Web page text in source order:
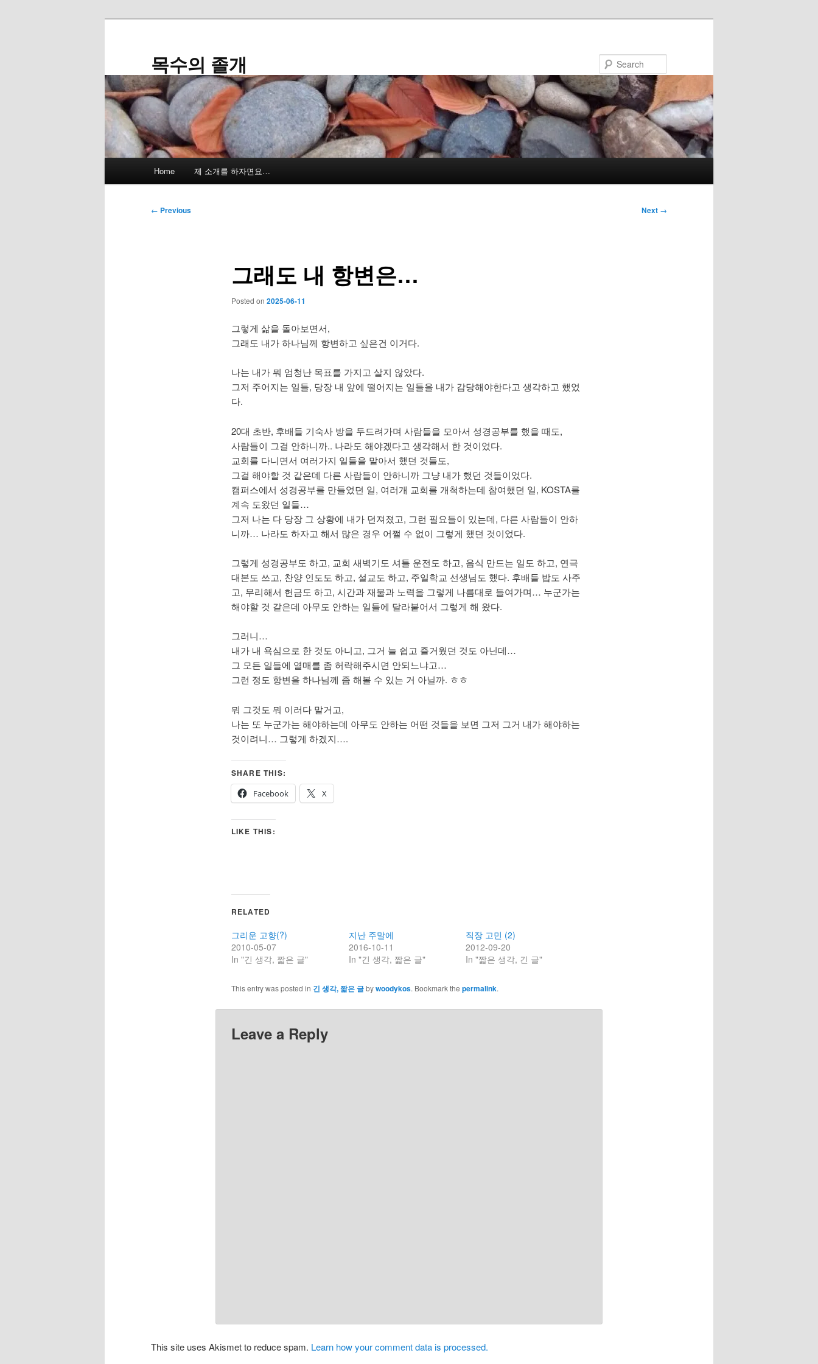
목수의 졸개
Home 제 소개를 하자면요…
Post
← Previous Next →
그래도 내 항변은…
Posted on 2025-06-11
그렇게 삶을 돌아보면서,
그래도 내가 하나님께 항변하고 싶은건 이거다.
나는 내가 뭐 엄청난 목표를 가지고 살지 않았다.
그저 주어지는 일들, 당장 내 앞에 떨어지는 일들을 내가 감당해야한다고 생각하고 했었
다.
20대 초반, 후배들 기숙사 방을 두드려가며 사람들을 모아서 성경공부를 했을 때도,
사람들이 그걸 안하니까.. 나라도 해야겠다고 생각해서 한 것이었다.
교회를 다니면서 여러가지 일들을 맡아서 했던 것들도,
그걸 해야할 것 같은데 다른 사람들이 안하니까 그냥 내가 했던 것들이었다.
캠퍼스에서 성경공부를 만들었던 일, 여러개 교회를 개척하는데 참여했던 일, KOSTA를
계속 도왔던 일들…
그저 나는 다 당장 그 상황에 내가 던져졌고, 그런 필요들이 있는데, 다른 사람들이 안하
니까… 나라도 하자고 해서 많은 경우 어쩔 수 없이 그렇게 했던 것이었다.
그렇게 성경공부도 하고, 교회 새벽기도 셔틀 운전도 하고, 음식 만드는 일도 하고, 연극
대본도 쓰고, 찬양 인도도 하고, 설교도 하고, 주일학교 선생님도 했다. 후배들 밥도 사주
고, 무리해서 헌금도 하고, 시간과 재물과 노력을 그렇게 나름대로 들여가며… 누군가는
해야할 것 같은데 아무도 안하는 일들에 달라붙어서 그렇게 해 왔다.
그러니…
내가 내 욕심으로 한 것도 아니고, 그거 늘 쉽고 즐거웠던 것도 아닌데…
그 모든 일들에 열매를 좀 허락해주시면 안되느냐고…
그런 정도 항변을 하나님께 좀 해볼 수 있는 거 아닐까. ㅎㅎ
뭐 그것도 뭐 이러다 말거고,
나는 또 누군가는 해야하는데 아무도 안하는 어떤 것들을 보면 그저 그거 내가 해야하는
것이려니… 그렇게 하겠지….
SHARE THIS:
Facebook
X
LIKE THIS:
RELATED
그리운 고향(?)
2010-05-07
In "긴 생각, 짧은 글"
지난 주말에
2016-10-11
In "긴 생각, 짧은 글"
직장 고민 (2)
2012-09-20
In "짧은 생각, 긴 글"
This entry was posted in 긴 생각, 짧은 글bywoodykos. Bookmark the permalink.
Leave a Reply
This site uses Akismet to reduce spam. Learn how your comment data is processed.